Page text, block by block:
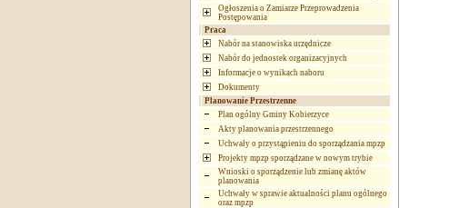
Ogłoszenia o Zamiarze Przeprowadzenia
Postępowania
Praca
Nabór na stanowiska urzędnicze
Nabór do jednostek organizacyjnych
Informacje o wynikach naboru
Dokumenty
Planowanie Przestrzenne
Plan ogólny Gminy Kobierzyce
Akty planowania przestrzennego
Uchwały o przystąpieniu do sporządzania mpzp
Projekty mpzp sporządzane w nowym trybie
Wnioski o sporządzenie lub zmianę aktów
planowania
Uchwały w sprawie aktualności planu ogólnego
oraz mpzp